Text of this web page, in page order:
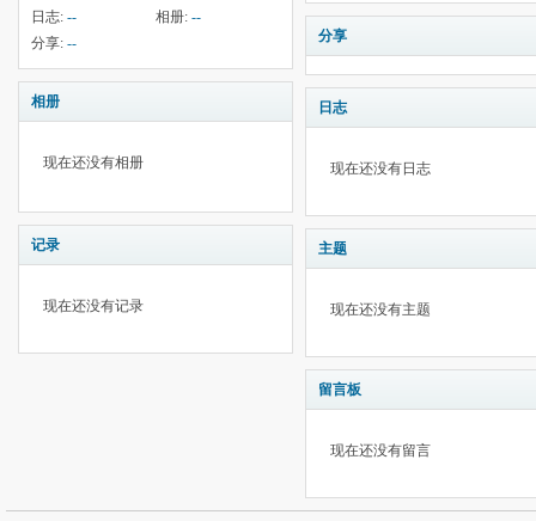
日志: -- 相册: --
分享: --
相册
现在还没有相册
记录
现在还没有记录
分享
日志
现在还没有日志
主题
现在还没有主题
留言板
现在还没有留言